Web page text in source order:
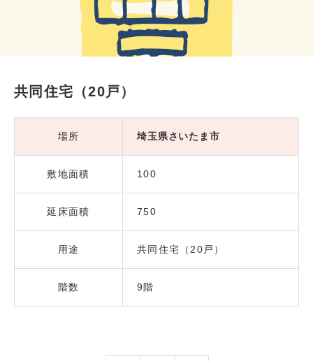
共同住宅（20戸）
場所 埼玉県さいたま市
敷地面積 100
延床面積 750
用途 共同住宅（20戸）
階数 9階